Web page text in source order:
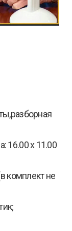
16.00 х 11.00
комплект не